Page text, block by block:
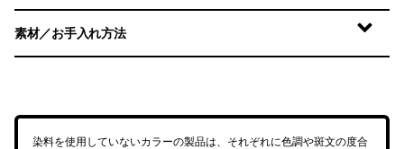
素材／お手入れ方法
染料を使用していないカラーの製品は、それぞれに色調や斑文の度合